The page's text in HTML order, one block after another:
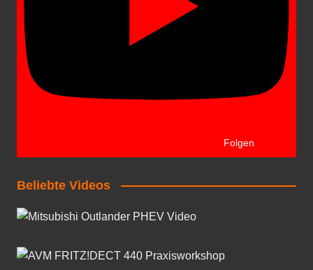
Folgen
Beliebte Videos